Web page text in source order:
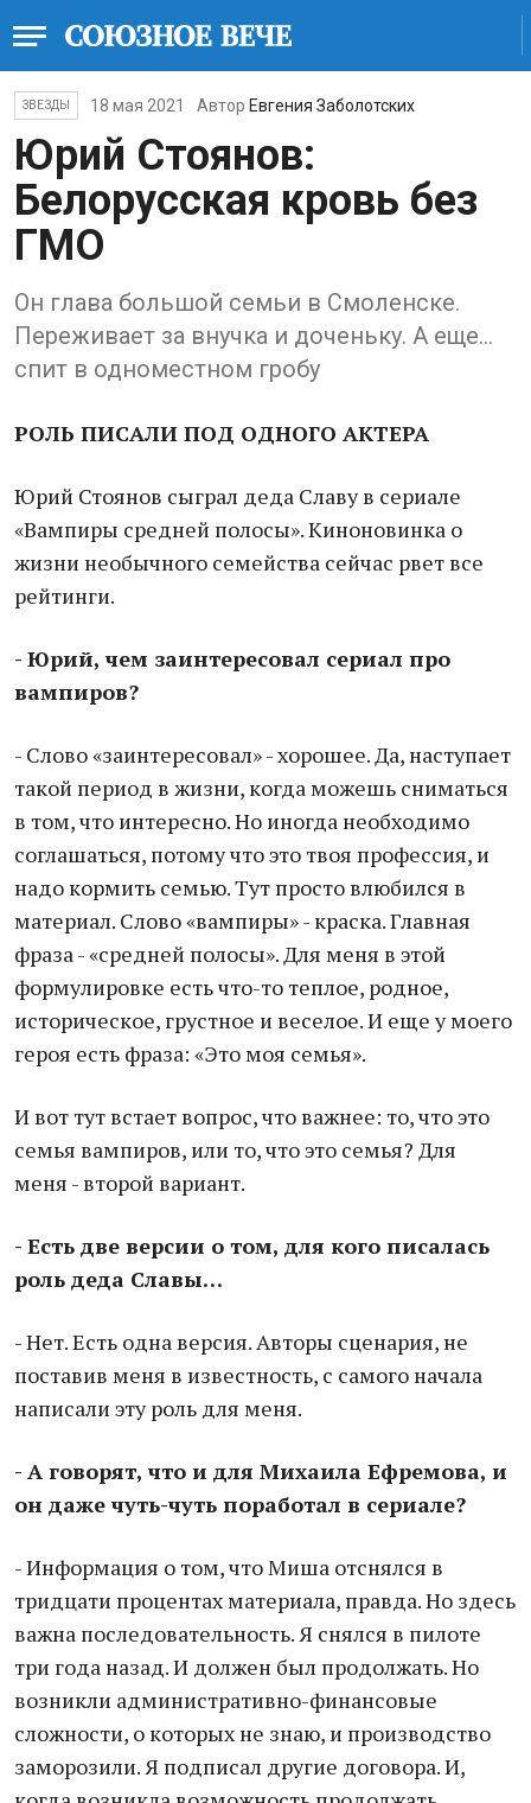
ЗВЕЗДЫ 18 мая 2021 Автор Евгения Заболотских
Юрий Стоянов:
Белорусская кровь без
ГМО
Он глава большой семьи в Смоленске.
Переживает за внучка и доченьку. А еще...
спит в одноместном гробу
РОЛЬ ПИСАЛИ ПОД ОДНОГО АКТЕРА
Юрий Стоянов сыграл деда Славу в сериале
«Вампиры средней полосы». Киноновинка о
жизни необычного семейства сейчас рвет все
рейтинги.
- Юрий, чем заинтересовал сериал про
вампиров?
- Слово «заинтересовал» - хорошее. Да, наступает
такой период в жизни, когда можешь сниматься
в том, что интересно. Но иногда необходимо
соглашаться, потому что это твоя профессия, и
надо кормить семью. Тут просто влюбился в
материал. Слово «вампиры» - краска. Главная
фраза - «средней полосы». Для меня в этой
формулировке есть что-то теплое, родное,
историческое, грустное и веселое. И еще у моего
героя есть фраза: «Это моя семья».
И вот тут встает вопрос, что важнее: то, что это
семья вампиров, или то, что это семья? Для
меня - второй вариант.
- Есть две версии о том, для кого писалась
роль деда Славы…
- Нет. Есть одна версия. Авторы сценария, не
поставив меня в известность, с самого начала
написали эту роль для меня.
- А говорят, что и для Михаила Ефремова, и
он даже чуть-чуть поработал в сериале?
- Информация о том, что Миша отснялся в
тридцати процентах материала, правда. Но здесь
важна последовательность. Я снялся в пилоте
три года назад. И должен был продолжать. Но
возникли административно-финансовые
сложности, о которых не знаю, и производство
заморозили. Я подписал другие договора. И,